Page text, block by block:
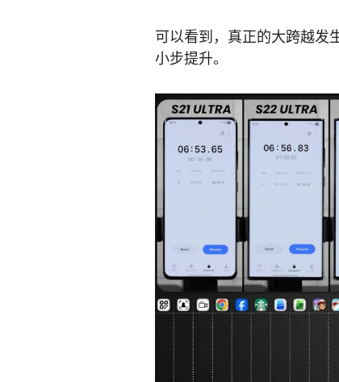
可以看到，真正的大跨越
小步提升。